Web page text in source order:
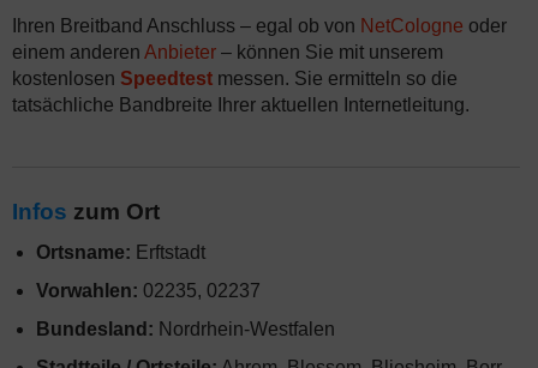
Ihren Breitband Anschluss – egal ob von NetCologne oder
einem anderen Anbieter – können Sie mit unserem
kostenlosen Speedtest messen. Sie ermitteln so die
tatsächliche Bandbreite Ihrer aktuellen Internetleitung.
Infos zum Ort
Ortsname: Erftstadt
Vorwahlen: 02235, 02237
Bundesland: Nordrhein-Westfalen